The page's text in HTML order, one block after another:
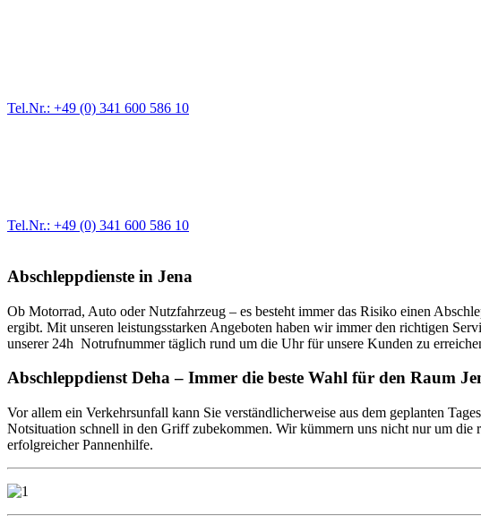
Tel.Nr.: +49 (0) 341 600 586 10
Tel.Nr.: +49 (0) 341 600 586 10
Abschleppdienste in Jena
Ob Motorrad, Auto oder Nutzfahrzeug – es besteht immer das Risiko einen
ergibt. Mit unseren leistungsstarken Angeboten haben wir immer den richtigen
unserer 24h Notrufnummer täglich rund um die Uhr für unsere Kunden zu
Abschleppdienst Deha – Immer die beste Wahl für den Raum
Vor allem ein Verkehrsunfall kann Sie verständlicherweise aus dem geplanten
Notsituation schnell in den Griff zubekommen. Wir kümmern uns nicht nur um die
erfolgreicher Pannenhilfe.